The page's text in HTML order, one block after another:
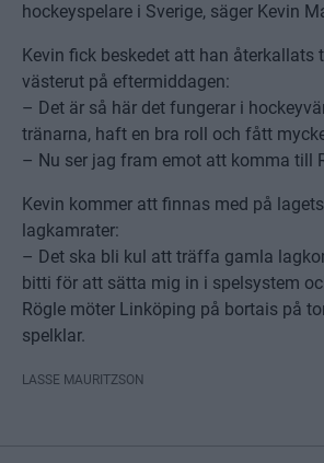
hockeyspelare i Sverige, säger Kevin
Kevin fick beskedet att han
västerut på eftermiddagen:
– Det är så här det fungerar i
tränarna, haft en bra roll och fått
– Nu ser jag fram emot att komma till
Kevin kommer att finnas med på
lagkamrater:
– Det ska bli kul att träffa gamla
bitti för att sätta mig in i spelsystem
Rögle möter Linköping på bortais på
spelklar.
LASSE MAURITZSON